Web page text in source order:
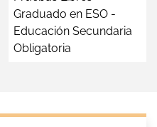
Graduado en ESO -
Educación Secundaria
Obligatoria